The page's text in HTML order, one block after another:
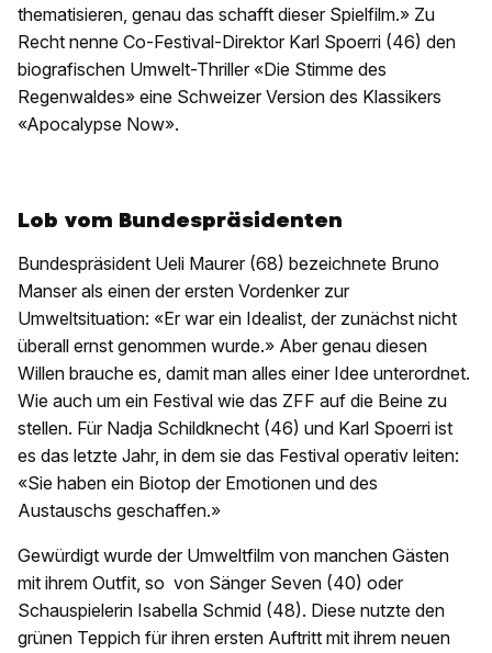
thematisieren, genau das schafft dieser Spielfilm.» Zu
Recht nenne Co-Festival-Direktor Karl Spoerri (46) den
biografischen Umwelt-Thriller «Die Stimme des
Regenwaldes» eine Schweizer Version des Klassikers
«Apocalypse Now».
Lob vom Bundespräsidenten
Bundespräsident Ueli Maurer (68) bezeichnete Bruno
Manser als einen der ersten Vordenker zur
Umweltsituation: «Er war ein Idealist, der zunächst nicht
überall ernst genommen wurde.» Aber genau diesen
Willen brauche es, damit man alles einer Idee unterordnet.
Wie auch um ein Festival wie das ZFF auf die Beine zu
stellen. Für Nadja Schildknecht (46) und Karl Spoerri ist
es das letzte Jahr, in dem sie das Festival operativ leiten:
«Sie haben ein Biotop der Emotionen und des
Austauschs geschaffen.»
Gewürdigt wurde der Umweltfilm von manchen Gästen
mit ihrem Outfit, so von Sänger Seven (40) oder
Schauspielerin Isabella Schmid (48). Diese nutzte den
grünen Teppich für ihren ersten Auftritt mit ihrem neuen